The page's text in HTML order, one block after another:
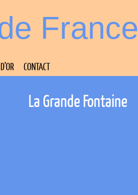
France
CONTACT
La Grande Fontaine